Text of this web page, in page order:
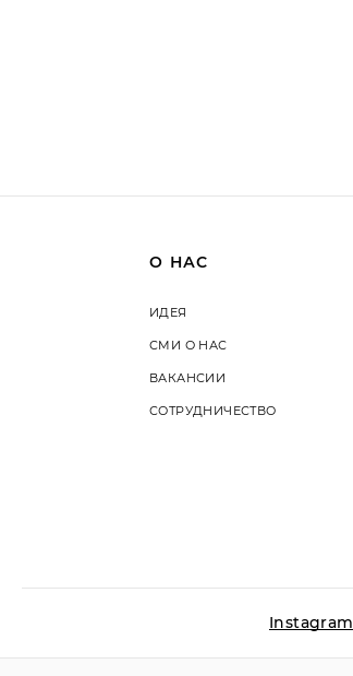
О НАС
ИДЕЯ
СМИ О НАС
ВАКАНСИИ
СОТРУДНИЧЕСТВО
Instagram